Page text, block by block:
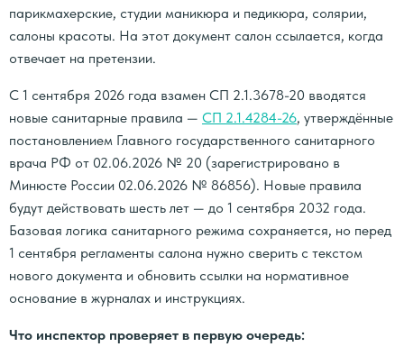
парикмахерские, студии маникюра и педикюра, солярии,
салоны красоты. На этот документ салон ссылается, когда
отвечает на претензии.
С 1 сентября 2026 года взамен СП 2.1.3678-20 вводятся
новые санитарные правила — СП 2.1.4284-26, утверждённые
постановлением Главного государственного санитарного
врача РФ от 02.06.2026 № 20 (зарегистрировано в
Минюсте России 02.06.2026 № 86856). Новые правила
будут действовать шесть лет — до 1 сентября 2032 года.
Базовая логика санитарного режима сохраняется, но перед
1 сентября регламенты салона нужно сверить с текстом
нового документа и обновить ссылки на нормативное
основание в журналах и инструкциях.
Что инспектор проверяет в первую очередь: